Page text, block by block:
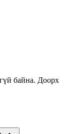
байна. Доорх